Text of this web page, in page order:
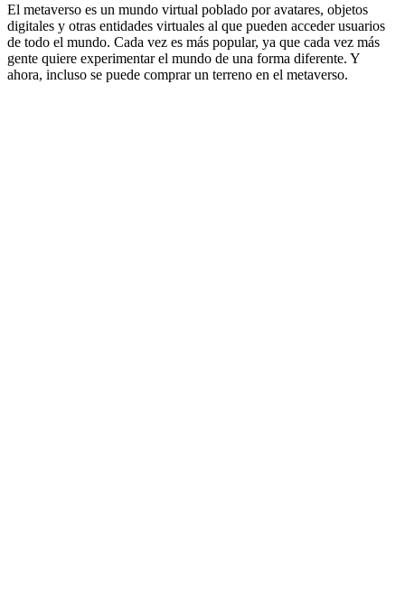
El metaverso es un mundo virtual poblado por avatares, objetos
digitales y otras entidades virtuales al que pueden acceder usuarios
de todo el mundo. Cada vez es más popular, ya que cada vez más
gente quiere experimentar el mundo de una forma diferente. Y
ahora, incluso se puede comprar un terreno en el metaverso.